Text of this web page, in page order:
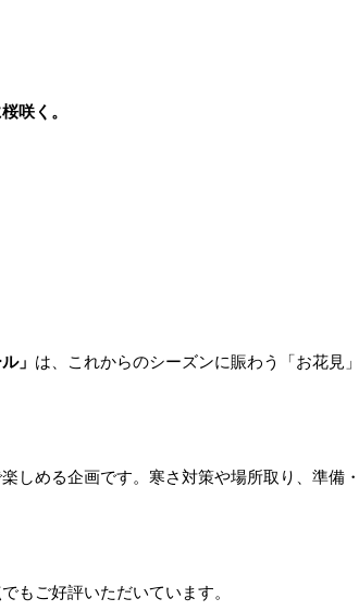
咲く。
」 は、これからのシーズンに賑わう「お花見
しめる企画です。寒さ対策や場所取り、準備
もご好評いただいています。